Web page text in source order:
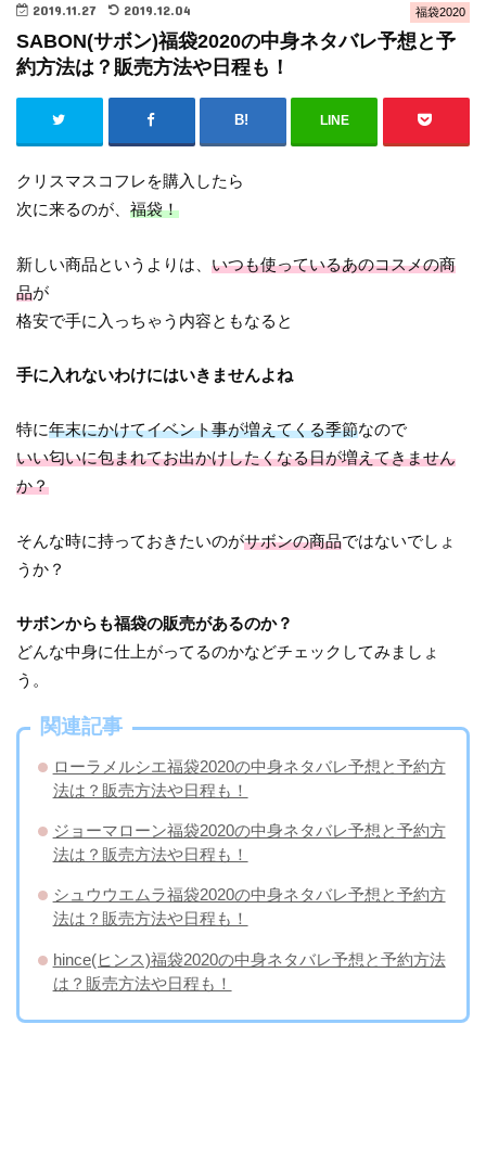
福袋2020
2019.11.27 2019.12.04
SABON(サボン)福袋2020の中身ネタバレ予想と予
約方法は？販売方法や日程も！
LINE
クリスマスコフレを購入したら
次に来るのが、福袋！
新しい商品というよりは、いつも使っているあのコスメの商
品が
格安で手に入っちゃう内容ともなると
手に入れないわけにはいきませんよね
特に年末にかけてイベント事が増えてくる季節なので
いい匂いに包まれてお出かけしたくなる日が増えてきません
か？
そんな時に持っておきたいのがサボンの商品ではないでしょ
うか？
サボンからも福袋の販売があるのか？
どんな中身に仕上がってるのかなどチェックしてみましょ
う。
関連記事
ローラメルシエ福袋2020の中身ネタバレ予想と予約方
法は？販売方法や日程も！
ジョーマローン福袋2020の中身ネタバレ予想と予約方
法は？販売方法や日程も！
シュウウエムラ福袋2020の中身ネタバレ予想と予約方
法は？販売方法や日程も！
hince(ヒンス)福袋2020の中身ネタバレ予想と予約方法
は？販売方法や日程も！